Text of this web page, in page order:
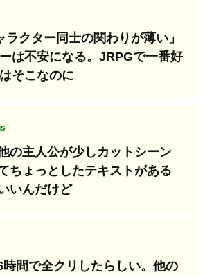
ラクター同士の関わりが薄い」
は不安になる。JRPGで一番好
そこなのに
の主人公が少しカットシーン
ちょっとしたテキストがある
いんだけど
間で全クリしたらしい。他の